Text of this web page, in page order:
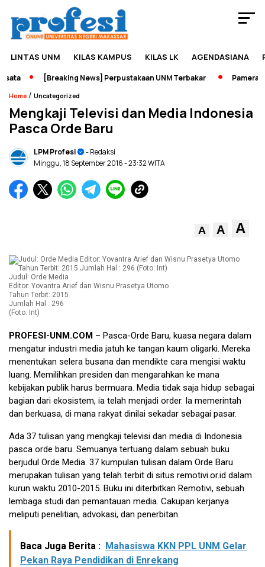
LINTAS UNM KILAS KAMPUS KILAS LK AGENDASIANA
[Breaking News] Perpustakaan UNM Terbakar Pameran
Home / Uncategorized
Mengkaji Televisi dan Media Indonesia
Pasca Orde Baru
LPM Profesi
- Redaksi
Minggu, 18 September 2016- 23:32 WITA
A A A
Judul: Orde Media
Editor: Yovantra Arief dan Wisnu Prasetya Utomo
Tahun Terbit: 2015
Jumlah Hal : 296
(Foto: Int)
PROFESI-UNM.COM – Pasca-Orde Baru, kuasa negara dalam
mengatur industri media jatuh ke tangan kaum oligarki. Mereka
menentukan selera busana dan mendikte cara mengisi waktu
luang. Memilihkan presiden dan mengarahkan ke mana
kebijakan publik harus bermuara. Media tidak saja hidup sebagai
bagian dari ekosistem, ia telah menjadi order. Ia memerintah
dan berkuasa, di mana rakyat dinilai sekadar sebagai pasar.
Ada 37 tulisan yang mengkaji televisi dan media di Indonesia
pasca orde baru. Semuanya tertuang dalam sebuah buku
berjudul Orde Media. 37 kumpulan tulisan dalam Orde Baru
merupakan tulisan yang telah terbit di situs remotivi.or.id dalam
kurun waktu 2010-2015. Buku ini diterbitkan Remotivi, sebuah
lembaga studi dan pemantauan media. Cakupan kerjanya
meliputi penelitian, advokasi, dan penerbitan.
Baca Juga Berita : Mahasiswa KKN PPL UNM Gelar
Pekan Raya Pendidikan di Enrekang